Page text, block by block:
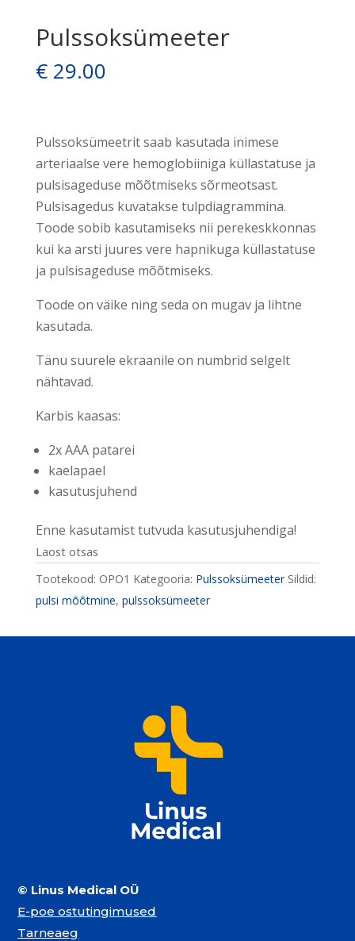
Pulssoksümeeter
€29.00
Pulssoksümeetrit saab kasutada inimese
arteriaalse vere hemoglobiiniga küllastatuse ja
pulsisageduse mõõtmiseks sõrmeotsast.
Pulsisagedus kuvatakse tulpdiagrammina.
Toode sobib kasutamiseks nii perekeskkonnas
kui ka arsti juures vere hapnikuga küllastatuse
ja pulsisageduse mõõtmiseks.
Toode on väike ning seda on mugav ja lihtne
kasutada.
Tänu suurele ekraanile on numbrid selgelt
nähtavad.
Karbis kaasas:
2x AAA patarei
kaelapael
kasutusjuhend
Enne kasutamist tutvuda kasutusjuhendiga!
Laost otsas
Tootekood: OPO1 Kategooria: Pulssoksümeeter Sildid:
pulsi mõõtmine, pulssoksümeeter
© Linus Medical OÜ
E-poe ostutingimused
Tarneaeg